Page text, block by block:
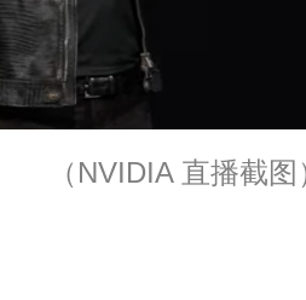
（NVIDIA 直播截图